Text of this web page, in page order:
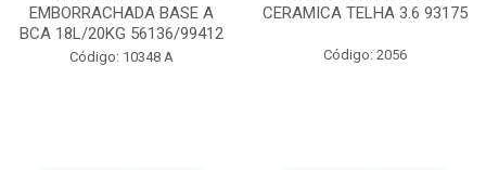
BASE A
20KG 56136/99412
10348 A
CERAMICA TELHA 3.6 93175
Código: 2056